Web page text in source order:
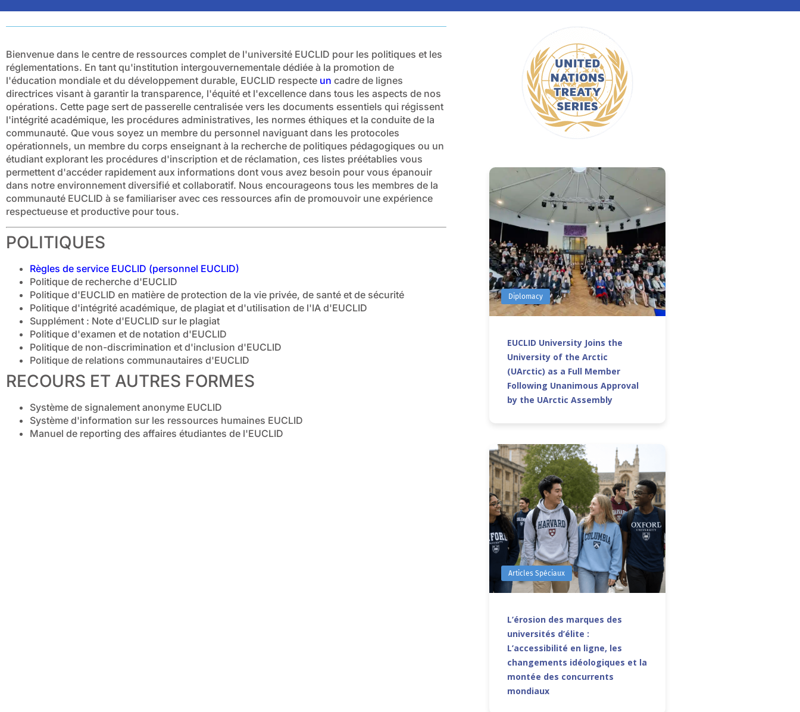
Bienvenue dans le centre de ressources complet de l'université EUCLID pour les politiques et les
réglementations. En tant qu'institution intergouvernementale dédiée à la promotion de
l'éducation mondiale et du développement durable, EUCLID respecte un cadre de lignes
directrices visant à garantir la transparence, l'équité et l'excellence dans tous les aspects de nos
opérations. Cette page sert de passerelle centralisée vers les documents essentiels qui régissent
l'intégrité académique, les procédures administratives, les normes éthiques et la conduite de la
communauté. Que vous soyez un membre du personnel naviguant dans les protocoles
opérationnels, un membre du corps enseignant à la recherche de politiques pédagogiques ou un
étudiant explorant les procédures d'inscription et de réclamation, ces listes préétablies vous
permettent d'accéder rapidement aux informations dont vous avez besoin pour vous épanouir
dans notre environnement diversifié et collaboratif. Nous encourageons tous les membres de la
communauté EUCLID à se familiariser avec ces ressources afin de promouvoir une expérience
respectueuse et productive pour tous.
POLITIQUES
Règles de service EUCLID (personnel EUCLID)
Politique de recherche d'EUCLID
Politique d'EUCLID en matière de protection de la vie privée, de santé et de sécurité
Politique d'intégrité académique, de plagiat et d'utilisation de l'IA d'EUCLID
Supplément : Note d'EUCLID sur le plagiat
Politique d'examen et de notation d'EUCLID
Politique de non-discrimination et d'inclusion d'EUCLID
Politique de relations communautaires d'EUCLID
RECOURS ET AUTRES FORMES
Système de signalement anonyme EUCLID
Système d'information sur les ressources humaines EUCLID
Manuel de reporting des affaires étudiantes de l'EUCLID
Diplomacy
EUCLID University Joins the
University of the Arctic
(UArctic) as a Full Member
Following Unanimous Approval
by the UArctic Assembly
Articles Spéciaux
L’érosion des marques des
universités d’élite :
L’accessibilité en ligne, les
changements idéologiques et la
montée des concurrents
mondiaux